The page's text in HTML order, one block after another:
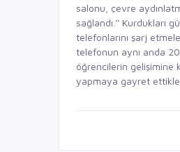
salonu, çevre
sağlandı.'' Kurdukları
telefonlarını şarj
telefonun aynı anda
öğrencilerin gelişimine
yapmaya gayret